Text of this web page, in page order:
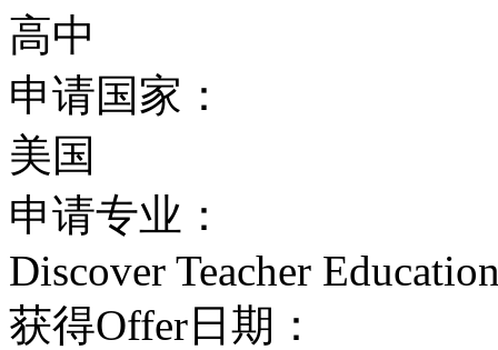
USNew2006美国大学综
全球高校专业排名
韦伯麦特里克斯网
《美国新闻与世界报道
62位
高中
申请国家：
美国
申请专业：
Discover Teacher
获得Offer日期：